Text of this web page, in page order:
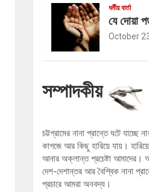
ধর্মীয় বার্তা
যে দোয়া
October
সম্পাদকীয়
চট্টগ্রামের নানা প্রান্তে ঘটে
কাগজে আর কিছু হারিয়ে যায়।
আনার অক্লান্ত প্রচেষ্টা আমাদের।
দেশ-দেশান্তর আর বৈশ্বিক নানা
প্রচারে আমরা অনবদ্য।